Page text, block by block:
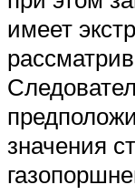
имеет
значения